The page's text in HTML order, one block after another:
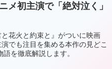
初主演で「絶対泣く」
花火と約束と』がついに映画
でも注目を集める本作の見どこ
を徹底解説します。